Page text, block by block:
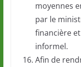
moyennes
par le
financière
informel.
Afin de